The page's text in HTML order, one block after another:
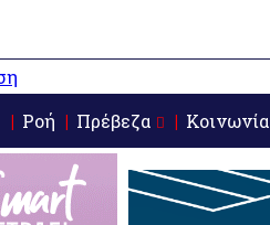
Ροή Πρέβεζα Κοινωνία